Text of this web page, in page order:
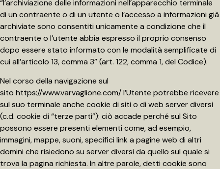
“l’archiviazione delle informazioni nell’apparecchio terminale
di un contraente o di un utente o l’accesso a informazioni già
archiviate sono consentiti unicamente a condizione che il
contraente o l’utente abbia espresso il proprio consenso
dopo essere stato informato con le modalità semplificate di
cui all’articolo 13, comma 3” (art. 122, comma 1, del Codice).
Nel corso della navigazione sul
sito https://www.varvaglione.com/l’Utente potrebbe ricevere
sul suo terminale anche cookie di siti o di web server diversi
(c.d. cookie di “terze parti”): ciò accade perché sul Sito
possono essere presenti elementi come, ad esempio,
immagini, mappe, suoni, specifici link a pagine web di altri
domini che risiedono su server diversi da quello sul quale si
trova la pagina richiesta. In altre parole, detti cookie sono